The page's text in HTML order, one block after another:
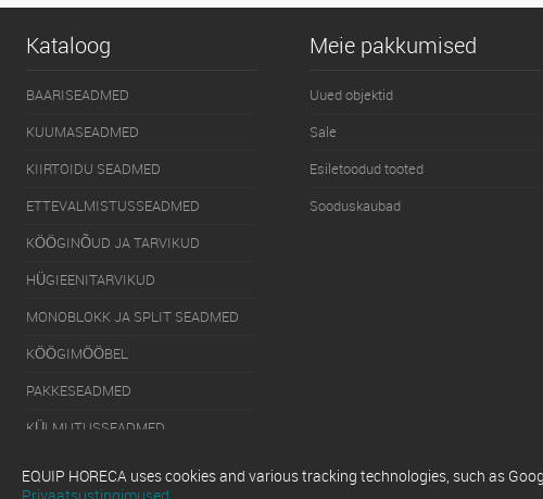
Kataloog
BAARISEADMED
KUUMASEADMED
KIIRTOIDU SEADMED
ETTEVALMISTUSSEADMED
KÖÖGINÕUD JA TARVIKUD
HÜGIEENITARVIKUD
MONOBLOKK JA SPLIT SEADMED
KÖÖGIMÖÖBEL
PAKKESEADMED
KÜLMUTUSSEADMED
Meie pakkumised
Uued objektid
Sale
Esiletoodud tooted
Sooduskaubad
EQUIP HORECA uses cookies and various tracking technologies, such as